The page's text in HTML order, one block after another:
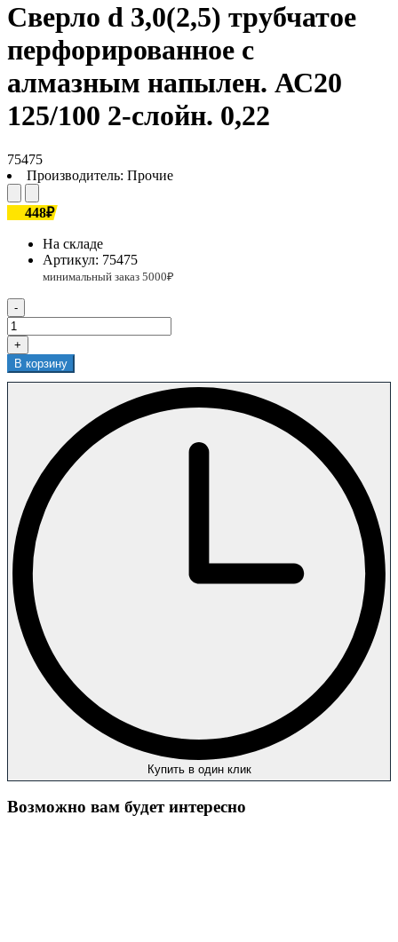
Сверло d 3,0(2,5) трубчатое
перфорированное с
алмазным напылен. АС20
125/100 2-слойн. 0,22
75475
Производитель: Прочие
448₽
На складе
Артикул: 75475
-
+
В корзину
Купить в один клик
Возможно вам будет интересно